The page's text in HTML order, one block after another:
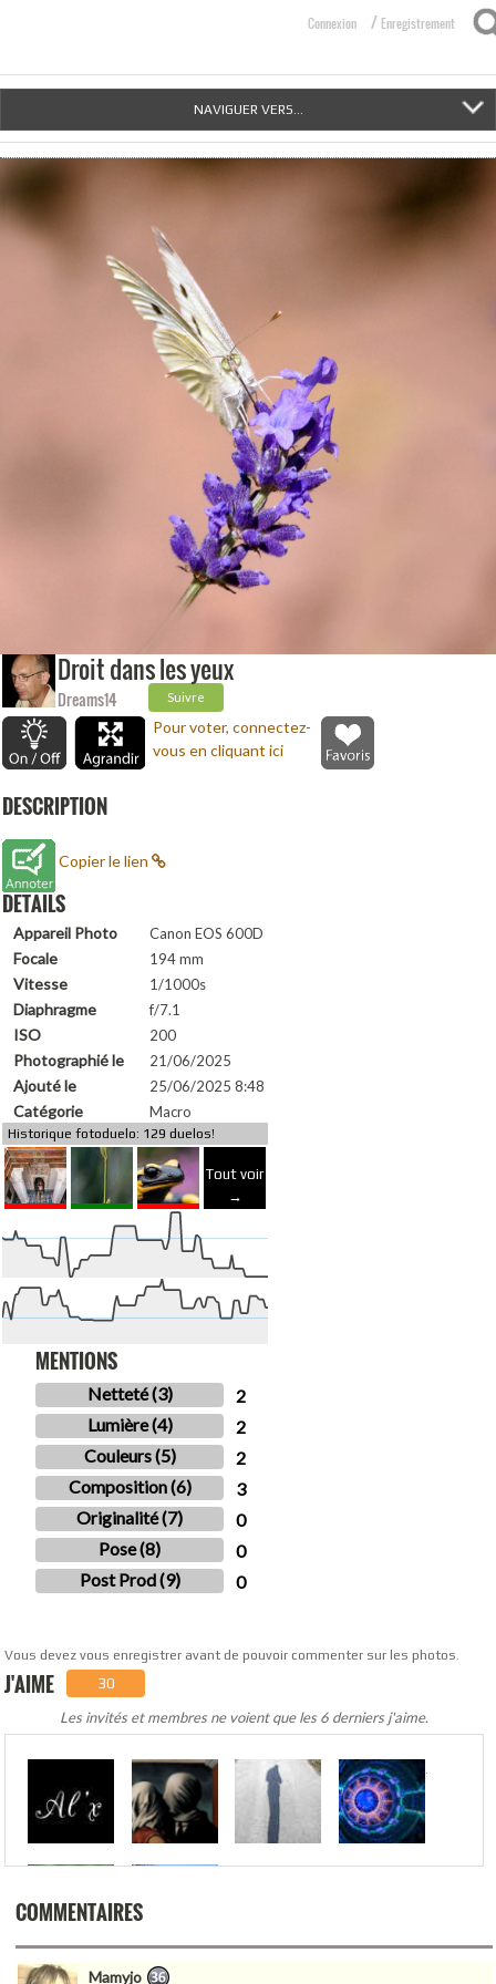
Connexion / Enregistrement
NAVIGUER VERS...
Droit dans les yeux
Dreams14 Suivre
Pour voter, connectez-
vous en cliquant ici
DESCRIPTION
Copier le lien
DETAILS
Appareil Photo Canon EOS 600D
Focale 194 mm
Vitesse 1/1000s
Diaphragme f/7.1
ISO 200
Photographié le 21/06/2025
Ajouté le 25/06/2025 8:48
Catégorie Macro
Historique fotoduelo: 129 duelos!
Tout voir
→
MENTIONS
Netteté (3)
2
Lumière (4)
2
Couleurs (5)
2
Composition (6)
3
Originalité (7)
0
Pose (8)
0
Post Prod (9)
0
Vous devez vous enregistrer avant de pouvoir commenter sur les photos.
J'AIME 30
Les invités et membres ne voient que les 6 derniers j'aime.
.
COMMENTAIRES
Mamyjo